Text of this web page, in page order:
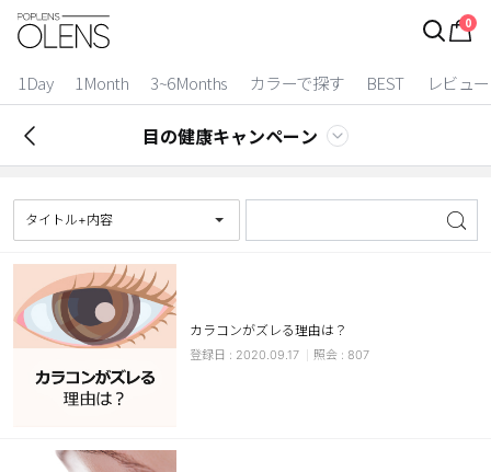
0
1Day 1Month 3~6Months カラーで探す BEST レビュー
ログイン
カラコン比較
今月限定特典
ベスト
カラコン
装着期間
1 Day
2 Weeks
1 Month
目の健康キャンペーン
タイトル+内容
カラコンがズレる理由は？
2020.09.17 807